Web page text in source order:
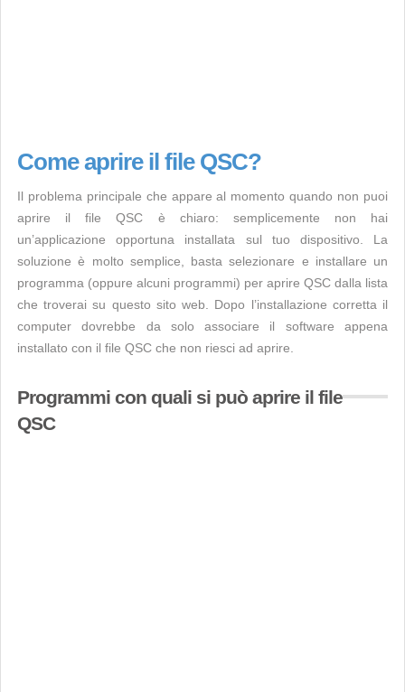
Come aprire il file QSC?
Il problema principale che appare al momento quando non puoi
aprire il file QSC è chiaro: semplicemente non hai
un’applicazione opportuna installata sul tuo dispositivo. La
soluzione è molto semplice, basta selezionare e installare un
programma (oppure alcuni programmi) per aprire QSC dalla lista
che troverai su questo sito web. Dopo l’installazione corretta il
computer dovrebbe da solo associare il software appena
installato con il file QSC che non riesci ad aprire.
Programmi con quali si può aprire il file
QSC